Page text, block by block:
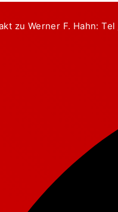
zu Werner F. Hahn: Tel